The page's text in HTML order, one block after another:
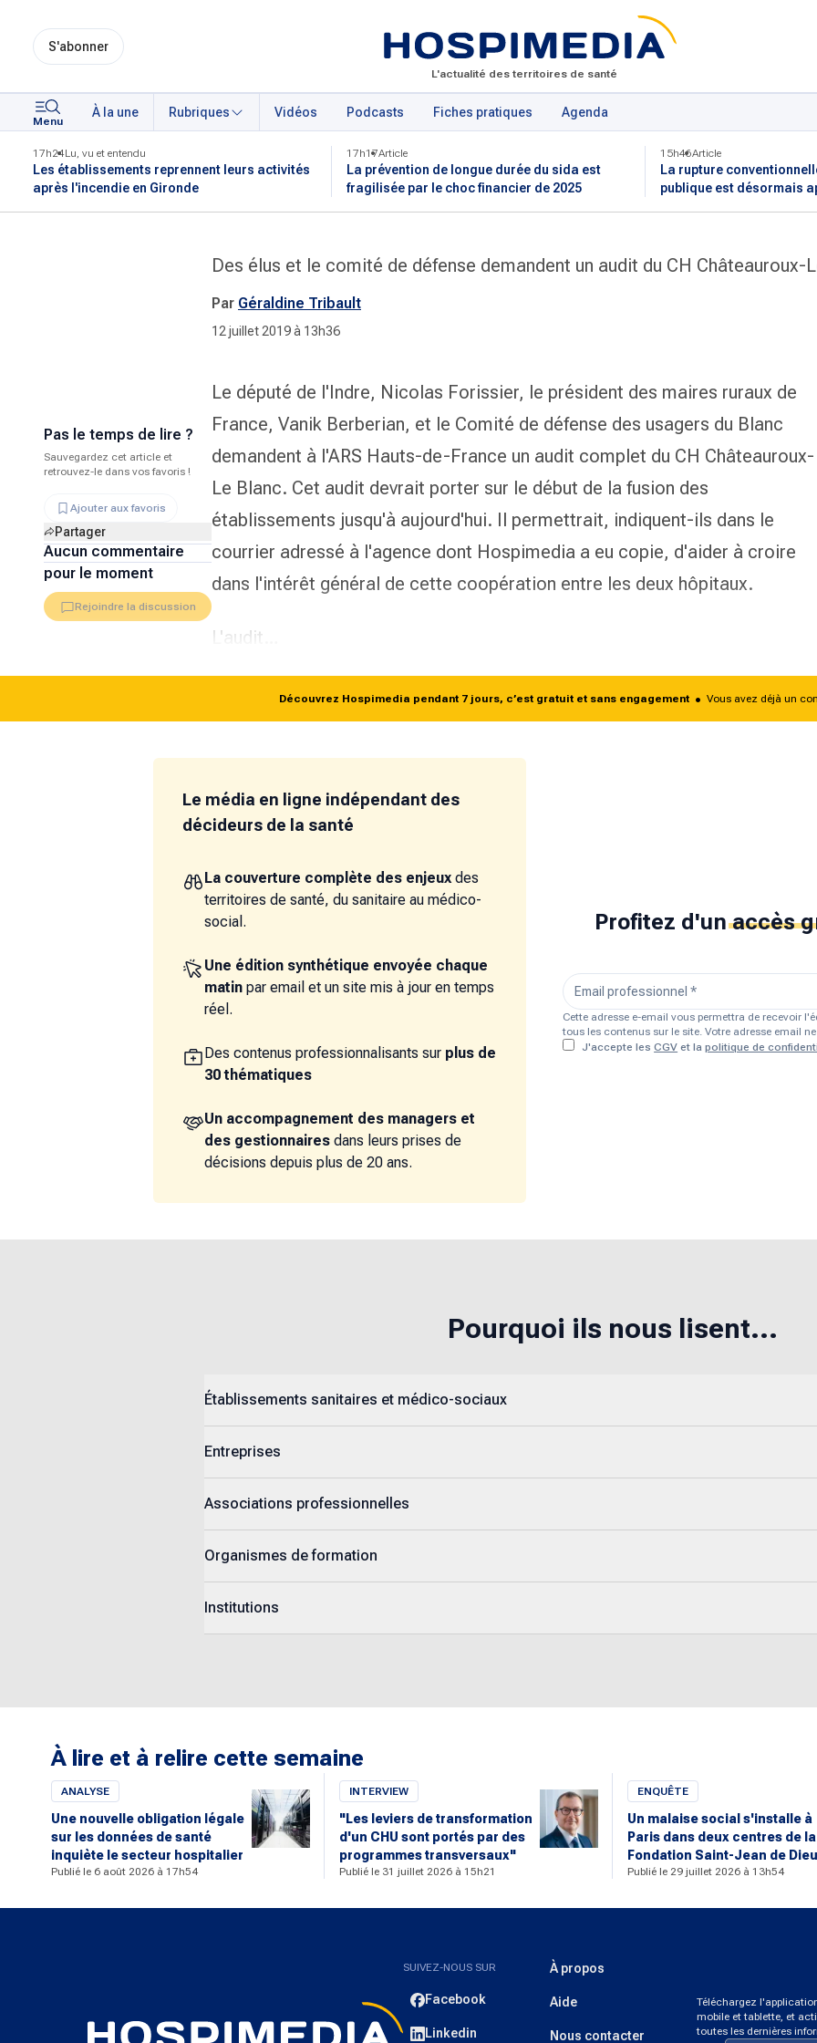
L'actualité des territoires de santé
S'abonner
Menu
À la une Rubriques Vidéos Podcasts Fiches pratiques Agenda
17h24Lu, vu et entendu
Les établissements reprennent leurs activités
après l'incendie en Gironde
17h17Article
La prévention de longue durée du sida est
fragilisée par le choc financier de 2025
15h46Article
La rupture
publique est désormais
Des élus et le comité de défense demandent un audit du CH Châteauroux-
Par Géraldine Tribault
12 juillet 2019 à 13h36
Le député de l'Indre, Nicolas Forissier, le président des maires ruraux de
France, Vanik Berberian, et le Comité de défense des usagers du Blanc
demandent à l'ARS Hauts-de-France un audit complet du CH Châteauroux-
Le Blanc. Cet audit devrait porter sur le début de la fusion des
établissements jusqu'à aujourd'hui. Il permettrait, indiquent-ils dans le
courrier adressé à l'agence dont Hospimedia a eu copie, d'aider à croire
dans l'intérêt général de cette coopération entre les deux hôpitaux.
L'audit…
Pas le temps de lire ?
Sauvegardez cet article et
retrouvez-le dans vos favoris !
Ajouter aux favoris
Partager
Aucun commentaire
pour le moment
Rejoindre la discussion
Découvrez Hospimedia pendant 7 jours, c’est gratuit et sans engagement • Vous avez déjà un
Profitez d'un accès
Cette adresse e-email vous permettra de recevoir
tous les contenus sur le site. Votre adresse email
J'accepte les CGV et la politique de
Le média en ligne indépendant des
décideurs de la santé
La couverture complète des enjeuxdes
territoires de santé, du sanitaire au médico-
social.
Une édition synthétique envoyée chaque
matin par email et un site mis à jour en temps
réel.
Des contenus professionnalisants sur plus de
30 thématiques
Un accompagnement des managers et
des gestionnaires dans leurs prises de
décisions depuis plus de 20 ans.
Pourquoi ils nous lisent...
Établissements sanitaires et médico-sociaux
Entreprises
Associations professionnelles
Organismes de formation
Institutions
À lire et à relire cette semaine
ANALYSE
Une nouvelle obligation légale
sur les données de santé
inquiète le secteur hospitalier
Publié le 6 août 2026 à 17h54
INTERVIEW
"Les leviers de transformation
d'un CHU sont portés par des
programmes transversaux"
Publié le 31 juillet 2026 à 15h21
ENQUÊTE
Un malaise social s'installe à
Paris dans deux centres de la
Fondation Saint-Jean de Dieu
Publié le 29 juillet 2026 à 13h54
SUIVEZ-NOUS SUR
Facebook
Linkedin
À propos
Aide
Nous contacter
Téléchargez
mobile et tablette, et
toutes les dernières